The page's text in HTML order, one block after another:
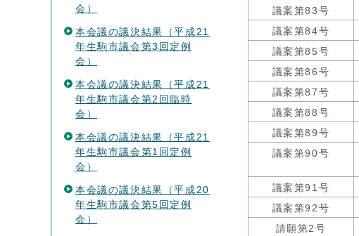
議案第83号
議案第84号
議案第85号
議案第86号
議案第87号
議案第88号
議案第89号
議案第90号
議案第91号
議案第92号
請願第2号
会）
本会議の議決結果（平成21
年生駒市議会第3回定例
会）
本会議の議決結果（平成21
年生駒市議会第2回臨時
会）
本会議の議決結果（平成21
年生駒市議会第1回定例
会）
本会議の議決結果（平成20
年生駒市議会第5回定例
会）